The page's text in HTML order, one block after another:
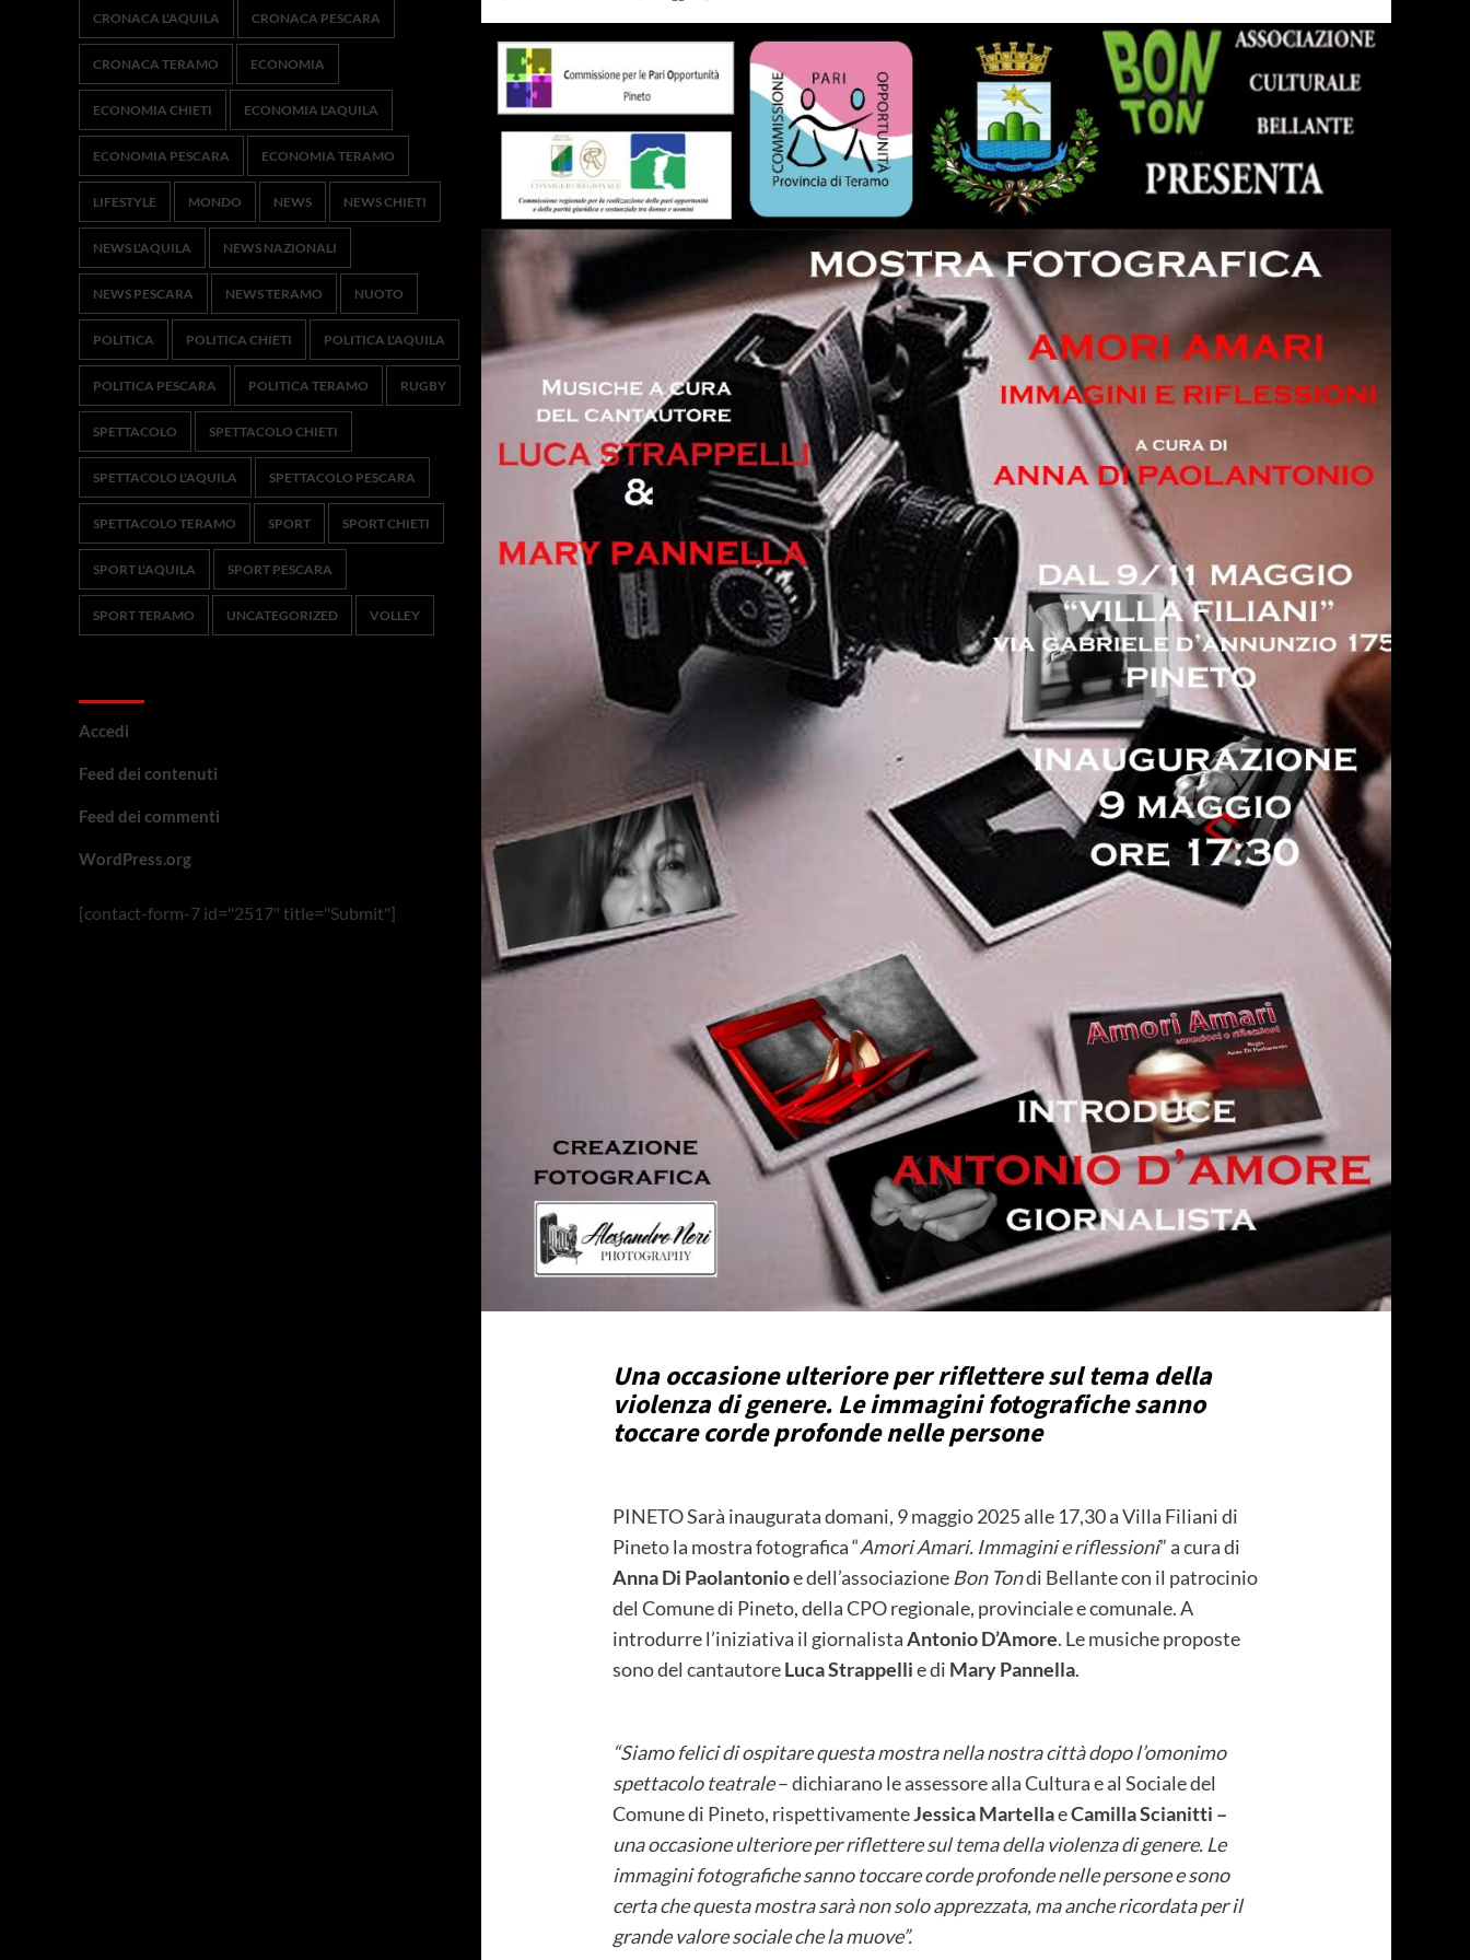
Una occasione ulteriore per riflettere sul tema della
violenza di genere. Le immagini fotografiche sanno
toccare corde profonde nelle persone
PINETO Sarà inaugurata domani, 9 maggio 2025 alle 17,30 a Villa Filiani di
Pineto la mostra fotografica “Amori Amari. Immagini e riflessioni” a cura di
Anna Di Paolantonioe dell’associazione Bon Tondi Bellante con il patrocinio
del Comune di Pineto, della CPO regionale, provinciale e comunale. A
introdurre l’iniziativa il giornalistaAntonio D’Amore. Le musiche proposte
sono del cantautoreLuca Strappellie di Mary Pannella.
“Siamo felici di ospitare questa mostra nella nostra città dopo l’omonimo
spettacolo teatrale– dichiarano le assessore alla Cultura e al Sociale del
Comune di Pineto, rispettivamenteJessica MartellaeCamilla Scianitti –
una occasione ulteriore per riflettere sul tema della violenza di genere. Le
immagini fotografiche sanno toccare corde profonde nelle persone e sono
certa che questa mostra sarà non solo apprezzata, ma anche ricordata per il
grande valore sociale che la muove”.
CRONACA L'AQUILA CRONACA PESCARA
CRONACA TERAMO ECONOMIA
ECONOMIA CHIETI ECONOMIA L'AQUILA
ECONOMIA PESCARA ECONOMIA TERAMO
LIFESTYLE MONDO NEWS NEWS CHIETI
NEWS L'AQUILA NEWS NAZIONALI
NEWS PESCARA NEWS TERAMO NUOTO
POLITICA POLITICA CHIETI POLITICA L'AQUILA
POLITICA PESCARA POLITICA TERAMO RUGBY
SPETTACOLO SPETTACOLO CHIETI
SPETTACOLO L'AQUILA SPETTACOLO PESCARA
SPETTACOLO TERAMO SPORT SPORT CHIETI
SPORT L'AQUILA SPORT PESCARA
SPORT TERAMO UNCATEGORIZED VOLLEY
Accedi
Feed dei contenuti
Feed dei commenti
WordPress.org
[contact-form-7 id="2517" title="Submit"]